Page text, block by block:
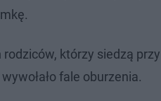
którzy siedzą
fale oburzenia.